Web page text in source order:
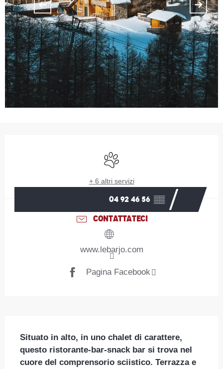
Animali ammessi
+ 6 altri servizi
04 92 46 56 ▒▒
CONTATTATECI
www.lebarjo.com
Pagina Facebook
Situato in alto, in uno chalet di carattere,
questo ristorante-bar-snack bar si trova nel
cuore del comprensorio sciistico. Terrazza e